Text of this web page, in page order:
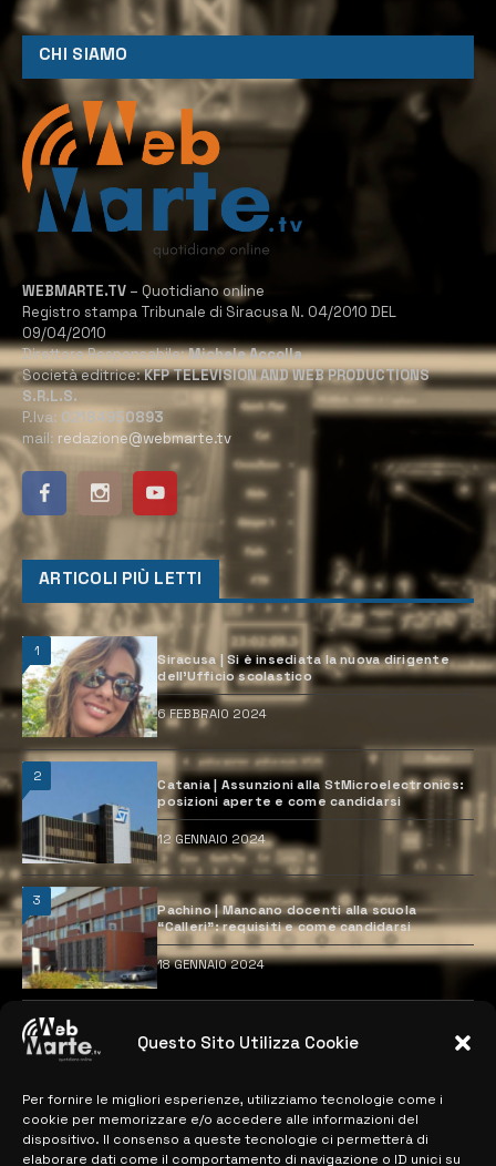
Questo Sito Utilizza Cookie
Per fornire le migliori esperienze, utilizziamo tecnologie come i
cookie per memorizzare e/o accedere alle informazioni del
dispositivo. Il consenso a queste tecnologie ci permetterà di
elaborare dati come il comportamento di navigazione o ID unici su
CHI SIAMO
WEBMARTE.TV – Quotidiano online
Registro stampa Tribunale di Siracusa N. 04/2010 DEL
09/04/2010
Direttore Responsabile:Michele Accolla
Società editrice:KFP TELEVISION AND WEB PRODUCTIONS
S.R.L.S.
P.Iva: 02184950893
mail: redazione@webmarte.tv
ARTICOLI PIÙ LETTI
1
Siracusa | Si è insediata la nuova dirigente
dell’Ufficio scolastico
6 FEBBRAIO 2024
2
Catania | Assunzioni alla StMicroelectronics:
posizioni aperte e come candidarsi
12 GENNAIO 2024
3
Pachino | Mancano docenti alla scuola
“Calleri”: requisiti e come candidarsi
18 GENNAIO 2024
4
Catania | Opportunità di lavoro con St
Microelectronics: centinaia di assunzioni